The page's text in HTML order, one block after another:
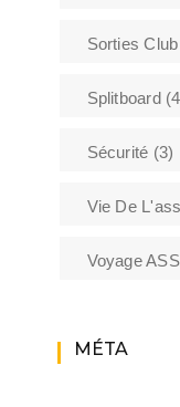
Sorties
Splitboard
Sécurité (3)
Vie De
Voyage
MÉTA